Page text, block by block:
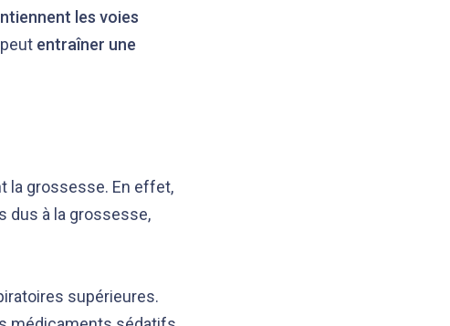
les voies
entraîner une
la grossesse. En effet,
dus à la grossesse,
supérieures.